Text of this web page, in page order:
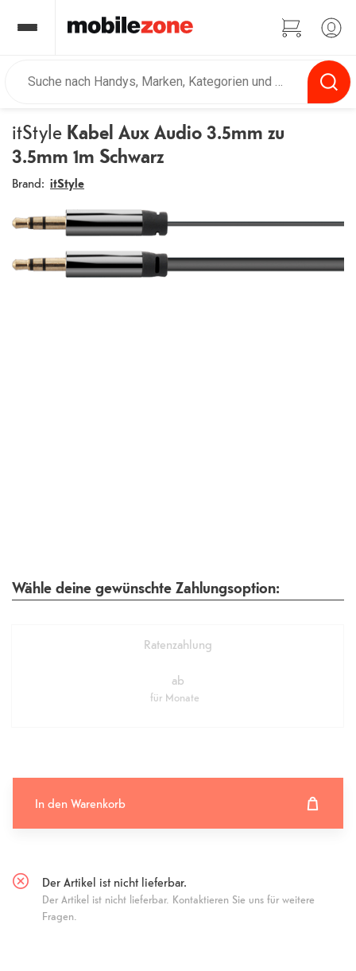
itStyle Kabel Aux Audio 3.5mm zu
3.5mm 1m Schwarz
Brand: itStyle
Wähle deine gewünschte Zahlungsoption:
Ratenzahlung
ab
für Monate
In den Warenkorb
Der Artikel ist nicht lieferbar.
Der Artikel ist nicht lieferbar. Kontaktieren Sie uns für weitere
Fragen.